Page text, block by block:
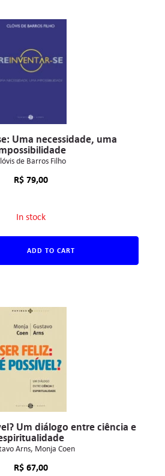
Uma necessidade, uma
de Barros Filho
R$79,00
In stock
ADD TO CART
Um diálogo entre ciência e
Arns Monja Coen
R$67,00